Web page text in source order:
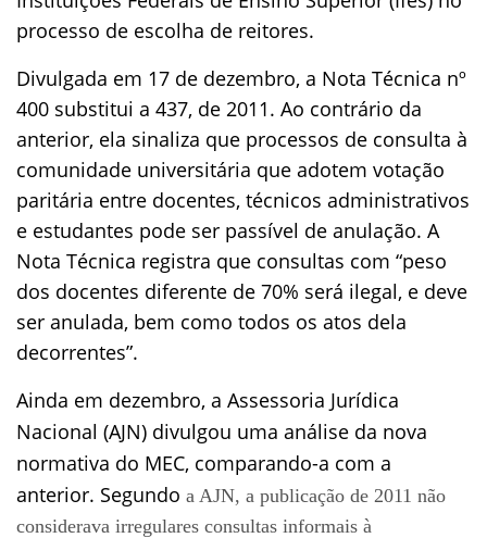
processo de escolha de reitores.
Divulgada em 17 de dezembro, a Nota Técnica nº
400 substitui a 437, de 2011. Ao contrário da
anterior, ela sinaliza que processos de consulta à
comunidade universitária que adotem votação
paritária entre docentes, técnicos administrativos
e estudantes pode ser passível de anulação. A
Nota Técnica registra que consultas com “peso
dos docentes diferente de 70% será ilegal, e deve
ser anulada, bem como todos os atos dela
decorrentes”.
Ainda em dezembro, a Assessoria Jurídica
Nacional (AJN) divulgou uma análise da nova
normativa do MEC, comparando-a com a
anterior. Segundo a AJN, a publicação de 2011 não
considerava irregulares consultas informais à